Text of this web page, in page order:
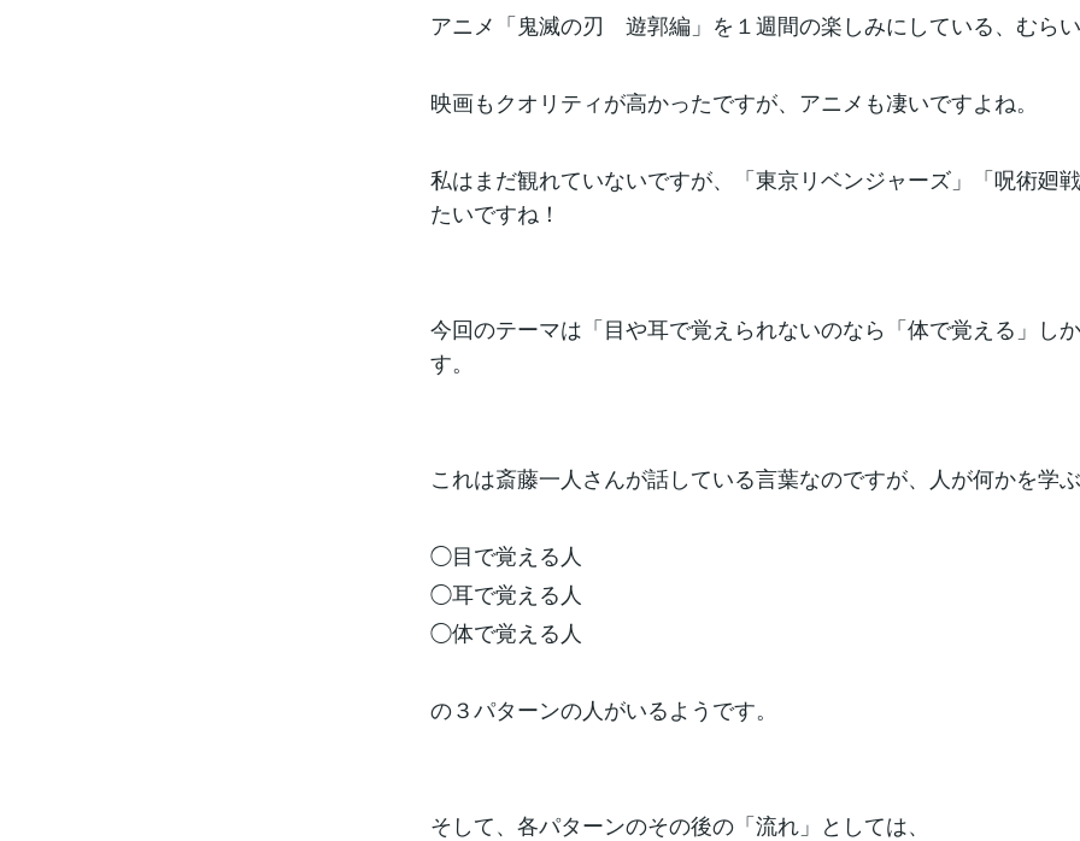
アニメ「鬼滅の刃 遊郭編」を１週間の楽しみにしている、むらい
映画もクオリティが高かったですが、アニメも凄いですよね。
私はまだ観れていないですが、「東京リベンジャーズ」「呪術廻
たいですね！
今回のテーマは「目や耳で覚えられないのなら「体で覚える」し
す。
これは斎藤一人さんが話している言葉なのですが、人が何かを学
◯目で覚える人
◯耳で覚える人
◯体で覚える人
の３パターンの人がいるようです。
そして、各パターンのその後の「流れ」としては、